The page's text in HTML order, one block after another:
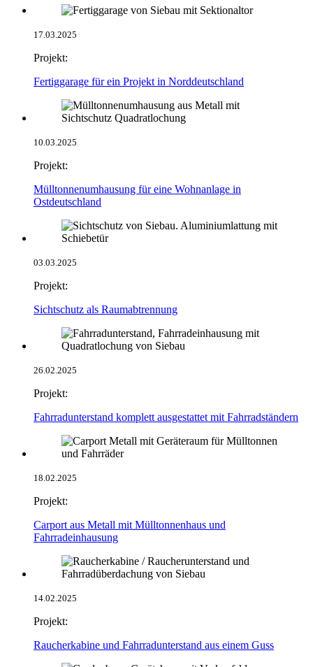
17.03.2025
Projekt:
Fertiggarage für ein Projekt in Norddeutschland
10.03.2025
Projekt:
Mülltonnenumhausung für eine Wohnanlage in
Ostdeutschland
03.03.2025
Projekt:
Sichtschutz als Raumabtrennung
26.02.2025
Projekt:
Fahrradunterstand komplett ausgestattet mit Fahrradständern
18.02.2025
Projekt:
Carport aus Metall mit Mülltonnenhaus und
Fahrradeinhausung
14.02.2025
Projekt:
Raucherkabine und Fahrradunterstand aus einem Guss